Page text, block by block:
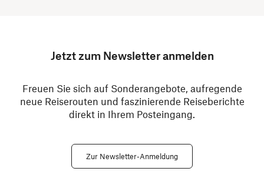
Jetzt zum Newsletter anmelden
Freuen Sie sich auf Sonderangebote, aufregende
neue Reiserouten und faszinierende Reiseberichte
direkt in Ihrem Posteingang.
Zur Newsletter-Anmeldung